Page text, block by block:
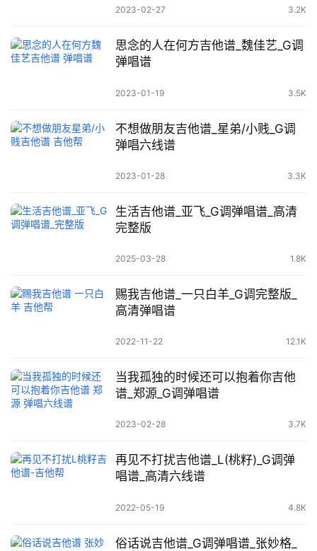
2023-02-27 3.2K
思念的人在何方吉他谱_魏佳艺_G调
弹唱谱
2023-01-19 3.5K
不想做朋友吉他谱_星弟/小贱_G调
弹唱六线谱
2023-01-28 3.3K
生活吉他谱_亚飞_G调弹唱谱_高清
完整版
2025-03-28 1.8K
赐我吉他谱_一只白羊_G调完整版_
高清弹唱谱
2022-11-22 12.1K
当我孤独的时候还可以抱着你吉他
谱_郑源_G调弹唱谱
2023-02-28 3.7K
再见不打扰吉他谱_L(桃籽)_G调弹
唱谱_高清六线谱
2022-05-19 4.8K
俗话说吉他谱_G调弹唱谱_张妙格_